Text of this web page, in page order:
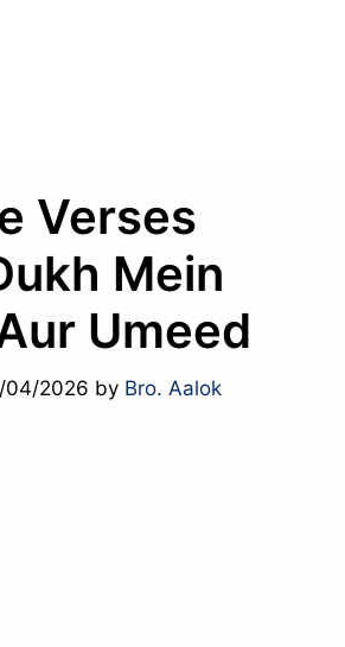
Verses
Mein
Umeed
04/2026 by Bro. Aalok